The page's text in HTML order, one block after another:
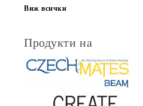
Виж всички
Продукти на